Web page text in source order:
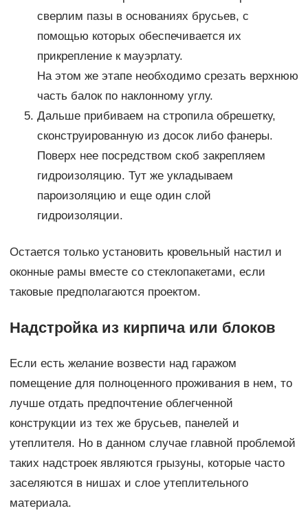
сверлим пазы в основаниях брусьев, с
помощью которых обеспечивается их
прикрепление к мауэрлату.
На этом же этапе необходимо срезать верхнюю
часть балок по наклонному углу.
Дальше прибиваем на стропила обрешетку,
сконструированную из досок либо фанеры.
Поверх нее посредством скоб закрепляем
гидроизоляцию. Тут же укладываем
пароизоляцию и еще один слой
гидроизоляции.
Остается только установить кровельный настил и
оконные рамы вместе со стеклопакетами, если
таковые предполагаются проектом.
Надстройка из кирпича или блоков
Если есть желание возвести над гаражом
помещение для полноценного проживания в нем, то
лучше отдать предпочтение облегченной
конструкции из тех же брусьев, панелей и
утеплителя. Но в данном случае главной проблемой
таких надстроек являются грызуны, которые часто
заселяются в нишах и слое утеплительного
материала.